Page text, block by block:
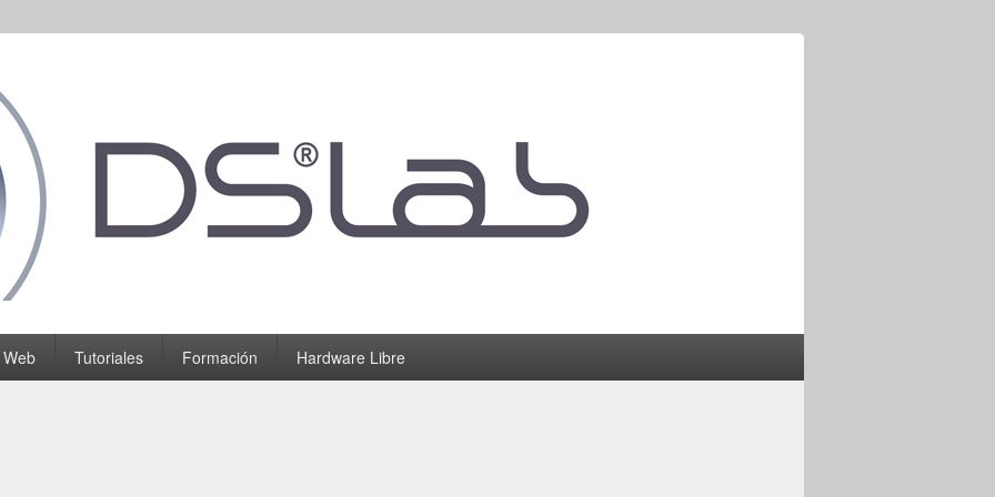
Tutoriales Formación Hardware Libre